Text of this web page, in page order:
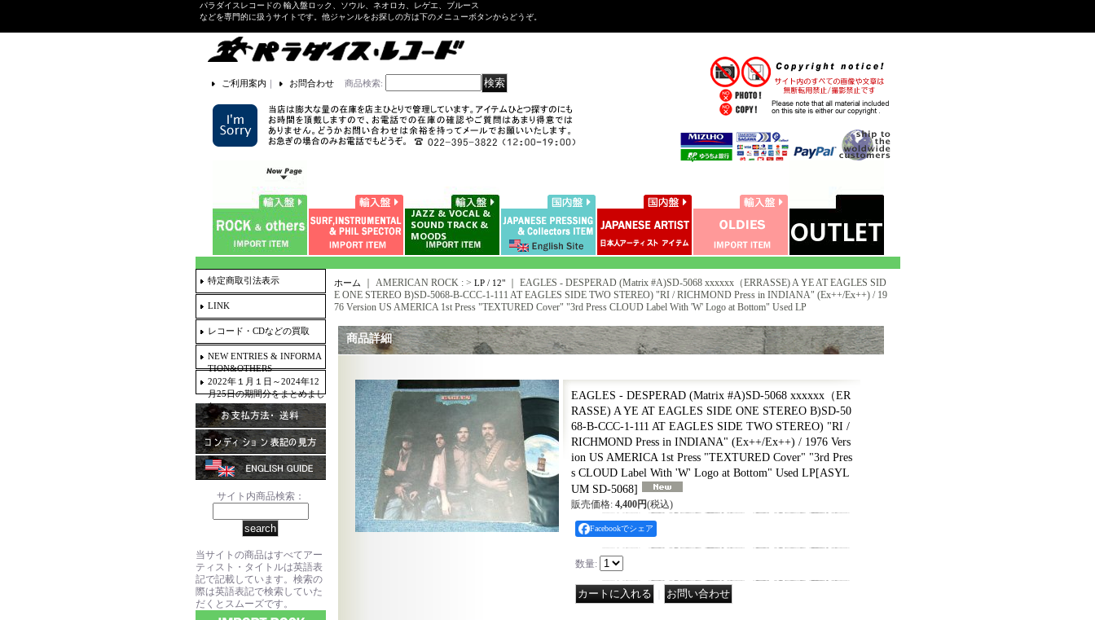
パラダイスレコードの 輸入盤ロック、ソウル、ネオロカ、レゲエ、ブルース
などを専門的に扱うサイトです。他ジャンルをお探しの方は下のメニューボタンからどうぞ。
ご利用案内 ｜ お問合わせ 商品検索:
特定商取引法表示
LINK
レコード・CDなどの買取
NEW ENTRIES & INFORMA
TION&OTHERS
2022年１月１日～2024年12
月25日の期間分をまとめまし
た。
サイト内商品検索：
当サイトの商品はすべてアー
ティスト・タイトルは英語表
記で記載しています。検索の
際は英語表記で検索していた
だくとスムーズです。
ホーム ｜ AMERICAN ROCK : > LP / 12"｜ EAGLES - DESPERAD (Matrix #A)SD-5068 xxxxxx（ERRASSE) A YE AT EAGLES SID
E ONE STEREO B)SD-5068-B-CCC-1-111 AT EAGLES SIDE TWO STEREO) "RI / RICHMOND Press in INDIANA" (Ex++/Ex++) / 19
76 Version US AMERICA 1st Press "TEXTURED Cover" "3rd Press CLOUD Label With 'W' Logo at Bottom" Used LP
商品詳細
EAGLES - DESPERAD (Matrix #A)SD-5068 xxxxxx（ER
RASSE) A YE AT EAGLES SIDE ONE STEREO B)SD-50
68-B-CCC-1-111 AT EAGLES SIDE TWO STEREO) "RI /
RICHMOND Press in INDIANA" (Ex++/Ex++) / 1976 Vers
ion US AMERICA 1st Press "TEXTURED Cover" "3rd Pres
s CLOUD Label With 'W' Logo at Bottom" Used LP[ASYL
UM SD-5068]
販売価格: 4,400円(税込)
Facebookでシェア
数量: